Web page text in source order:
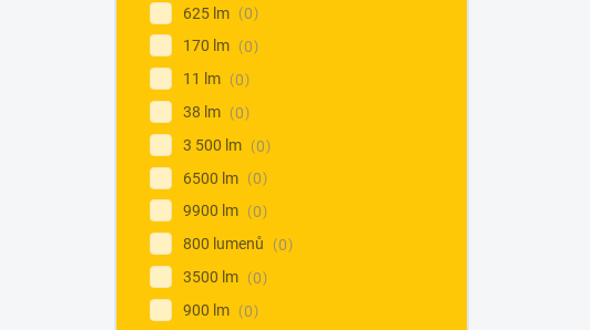
625 lm
0
170 lm
0
11 lm
0
38 lm
0
3 500 lm
0
6500 lm
0
9900 lm
0
800 lumenů
0
3500 lm
0
900 lm
0